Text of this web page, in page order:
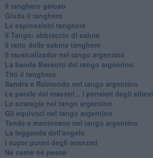
Il tanghero geloso
Giuda il tanghero
Le espressioni tanghere
Il Tango: abbraccio di salute
Il ratto delle sabine tanghere
Il musicalizador nel tango argentino
La banda Bassotti del tango argentino
Titti il tanghero
Sandra e Raimondo nel tango argentino
Le parole dei maestri... i pensieri degli allievi
Le strategie nel tango argentino
Gli equivoci nel tango argentino
Tende e mantovane nel tango argentino
La leggenda dell'angelo
I super poteri degli avanzati
​Né carne né pesce